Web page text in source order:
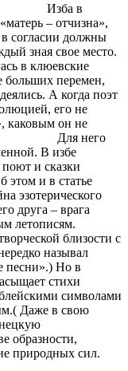
в
– отчизна»,
в согласии должны
зная свое место.
в клюевские
больших перемен,
А когда поэт
его не
каковым он не
В избе
и сказки
этом и в статье
эзотерического
друга – врага
летописям.
близости с
называл
песни».) Но в
стихи
символами
Даже в свою
природных сил.